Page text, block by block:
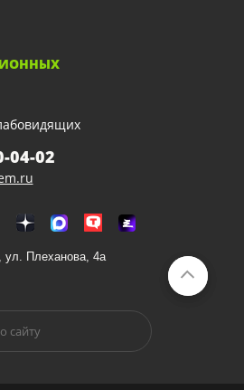
04-02
ул. Плеханова, 4а